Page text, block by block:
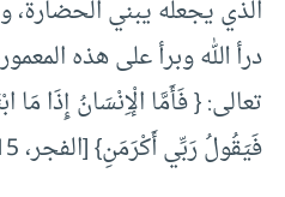
الذي يجعله يبني الحضارة،
درأ الله وبرأ على هذه
تعالى: { فَأَمَّا الْإِنْسَانُ إِذَا مَا
فَيَقُولُ رَبِّي أَكْرَمَنِ} [الفجر، 15].